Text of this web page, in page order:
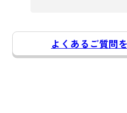
よくあるご質問